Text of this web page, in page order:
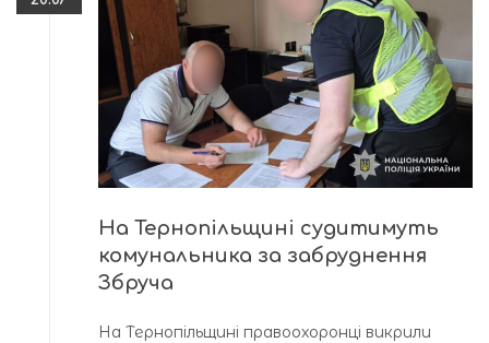
На Тернопільщині судитимуть
комунальника за забруднення
Збруча
На Тернопільщині правоохоронці викрили